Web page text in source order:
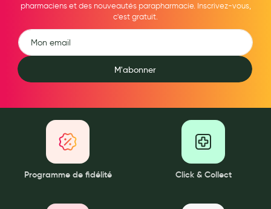
pharmaciens et des nouveautés parapharmacie. Inscrivez-vous,
c'est gratuit.
M'abonner
Programme de fidélité Click & Collect